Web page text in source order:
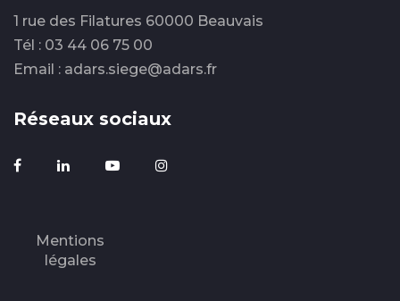
1 rue des Filatures 60000 Beauvais
Tél : 03 44 06 75 00
Email : adars.siege@adars.fr
Réseaux sociaux
Mentions
légales